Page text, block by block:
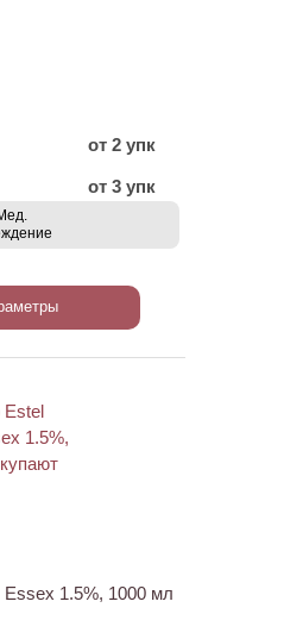
от 2 упк
от 3 упк
1.5%, 1000 мл